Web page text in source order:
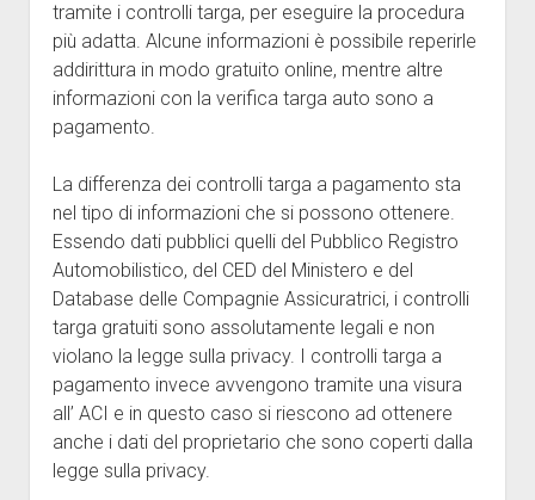
tramite i controlli targa, per eseguire la procedura
più adatta. Alcune informazioni è possibile reperirle
addirittura in modo gratuito online, mentre altre
informazioni con la verifica targa auto sono a
pagamento.
La differenza dei controlli targa a pagamento sta
nel tipo di informazioni che si possono ottenere.
Essendo dati pubblici quelli del Pubblico Registro
Automobilistico, del CED del Ministero e del
Database delle Compagnie Assicuratrici, i controlli
targa gratuiti sono assolutamente legali e non
violano la legge sulla privacy. I controlli targa a
pagamento invece avvengono tramite una visura
all’ ACI e in questo caso si riescono ad ottenere
anche i dati del proprietario che sono coperti dalla
legge sulla privacy.